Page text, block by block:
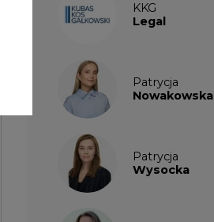
KKG
Legal
Patrycja
Nowakowska
Patrycja
Wysocka